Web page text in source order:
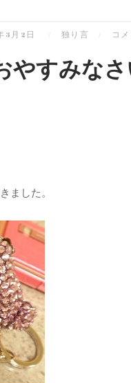
3月2日 独り言 コ
やすみな
ました。